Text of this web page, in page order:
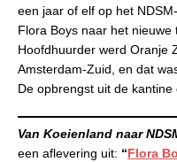
een jaar of elf op het
Flora Boys naar het nieuwe
Hoofdhuurder werd Oranje
Amsterdam-Zuid, en dat
De opbrengst uit de kantine
Van Koeienland naar
een aflevering uit: “Flora